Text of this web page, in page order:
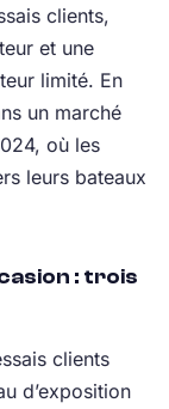
clients,
et une
limité. En
un marché
où les
leurs bateaux
: trois
clients
d’exposition